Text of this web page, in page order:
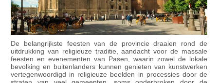
De belangrijkste feesten van de provincie draaien rond de
uitdrukking van religieuze traditie, aandacht voor de massale
feesten en evenementen van Pasen, waarin zowel de lokale
bevolking en buitenlanders kunnen genieten van kunstwerken
vertegenwoordigd in religieuze beelden in processies door de